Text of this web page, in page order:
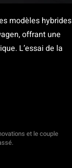
modèles hybrides
offrant une
L’essai de la
et le couple